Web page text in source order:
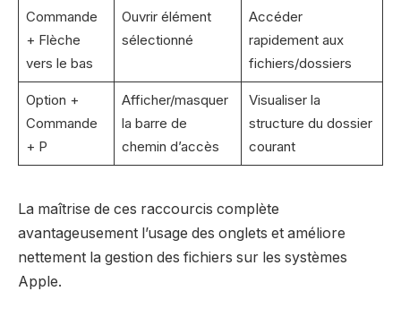
Commande
+ Flèche
vers le bas
Ouvrir élément
sélectionné
Accéder
rapidement aux
fichiers/dossiers
Option +
Commande
+ P
Afficher/masquer
la barre de
chemin d’accès
Visualiser la
structure du dossier
courant
La maîtrise de ces raccourcis complète
avantageusement l’usage des onglets et améliore
nettement la gestion des fichiers sur les systèmes
Apple.